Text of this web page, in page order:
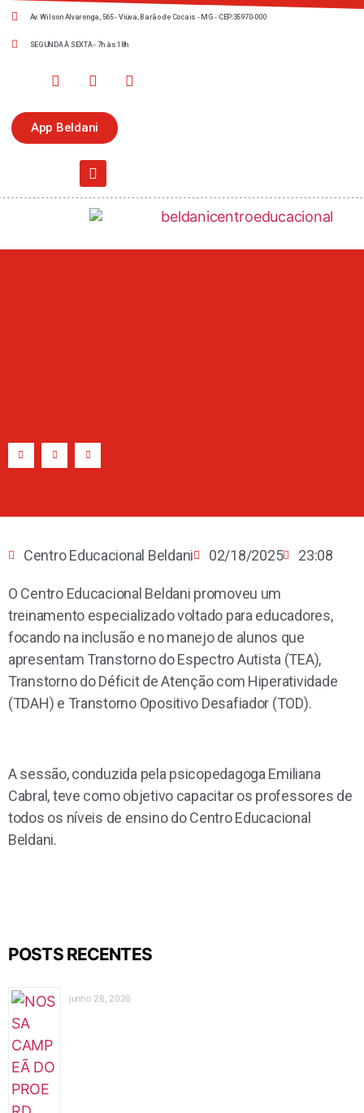
Av. Wilson Alvarenga, 565 - Viúva, Barão de Cocais - MG - CEP:35970-000
SEGUNDA À SEXTA - 7h às 18h
App Beldani
Centro Educacional Beldani 02/18/2025 23:08
O Centro Educacional Beldani promoveu um
treinamento especializado voltado para educadores,
focando na inclusão e no manejo de alunos que
apresentam Transtorno do Espectro Autista (TEA),
Transtorno do Déficit de Atenção com Hiperatividade
(TDAH) e Transtorno Opositivo Desafiador (TOD).
A sessão, conduzida pela psicopedagoga Emiliana
Cabral, teve como objetivo capacitar os professores de
todos os níveis de ensino do Centro Educacional
Beldani.
POSTS RECENTES
junho 28, 2026